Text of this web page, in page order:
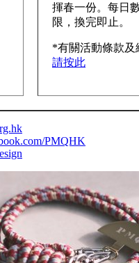
揮春一份。每日
限，換完即止。
*有關活動條款及
請按此
PMQHK